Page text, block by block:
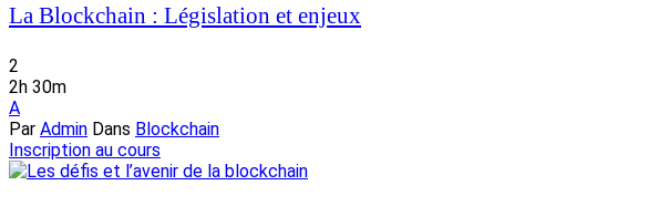
La Blockchain : Législation et enjeux
2
2h 30m
A
Par Admin Dans Blockchain
Inscription au cours